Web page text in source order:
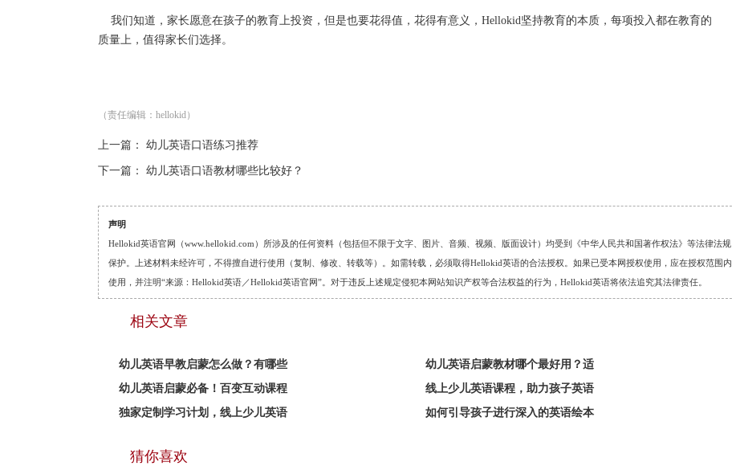
我们知道，家长愿意在孩子的教育上投资，但是也要花得值，花得有意义， Hellokid坚持教育的本质，每项投入都在教育的
质量上，值得家长们选择。
（责任编辑：hellokid）
上一篇： 幼儿英语口语练习推荐
下一篇： 幼儿英语口语教材哪些比较好？
声明
Hellokid英语官网（www.hellokid.com）所涉及的任何资料（包括但不限于文字、图片、音频、视频、版面设计）均受到《中华人民共和国著作权法》等法律法规
保护。上述材料未经许可，不得擅自进行使用（复制、修改、转载等）。如需转载，必须取得Hellokid英语的合法授权。如果已受本网授权使用，应在授权范围内
使用，并注明“来源：Hellokid英语／Hellokid英语官网”。对于违反上述规定侵犯本网站知识产权等合法权益的行为，Hellokid英语将依法追究其法律责任。
相关文章
幼儿英语早教启蒙怎么做？有哪些
幼儿英语启蒙教材哪个最好用？适
幼儿英语启蒙必备！百变互动课程
线上少儿英语课程，助力孩子英语
独家定制学习计划，线上少儿英语
如何引导孩子进行深入的英语绘本
猜你喜欢